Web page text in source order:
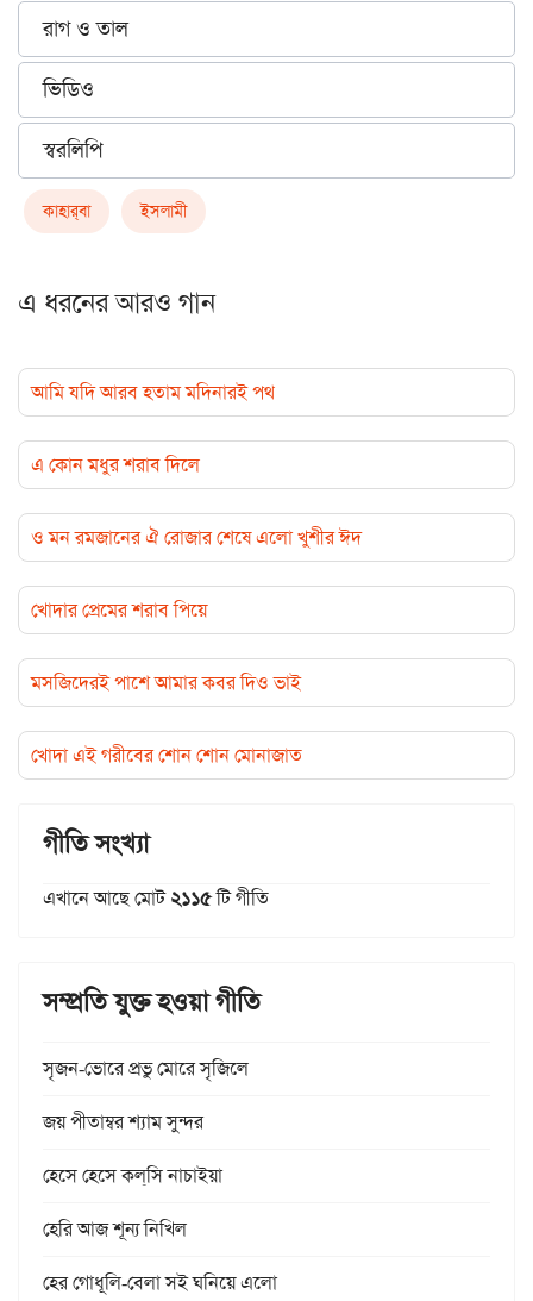
রাগ ও তাল
ভিডিও
স্বরলিপি
কাহার্‌বা ইসলামী
এ ধরনের আরও গান
আমি যদি আরব হতাম মদিনারই পথ
এ কোন মধুর শরাব দিলে
ও মন রমজানের ঐ রোজার শেষে এলো খুশীর ঈদ
খোদার প্রেমের শরাব পিয়ে
মসজিদেরই পাশে আমার কবর দিও ভাই
খোদা এই গরীবের শোন শোন মোনাজাত
গীতি সংখ্যা
এখানে আছে মোট২১১৫টি গীতি
সম্প্রতি যুক্ত হওয়া গীতি
সৃজন-ভোরে প্রভু মোরে সৃজিলে
জয় পীতাম্বর শ্যাম সুন্দর
হেসে হেসে কল্‌সি নাচাইয়া
হেরি আজ শূন্য নিখিল
হের গোধূলি-বেলা সই ঘনিয়ে এলো